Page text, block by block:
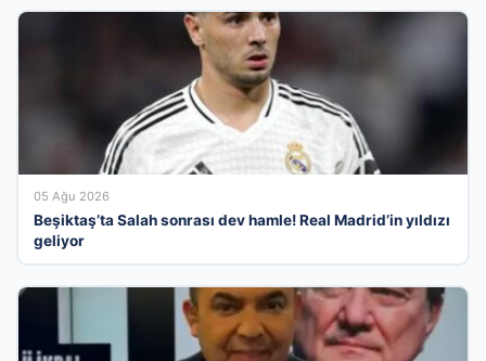
05 Ağu 2026
Beşiktaş’ta Salah sonrası dev hamle! Real Madrid’in yıldızı
geliyor